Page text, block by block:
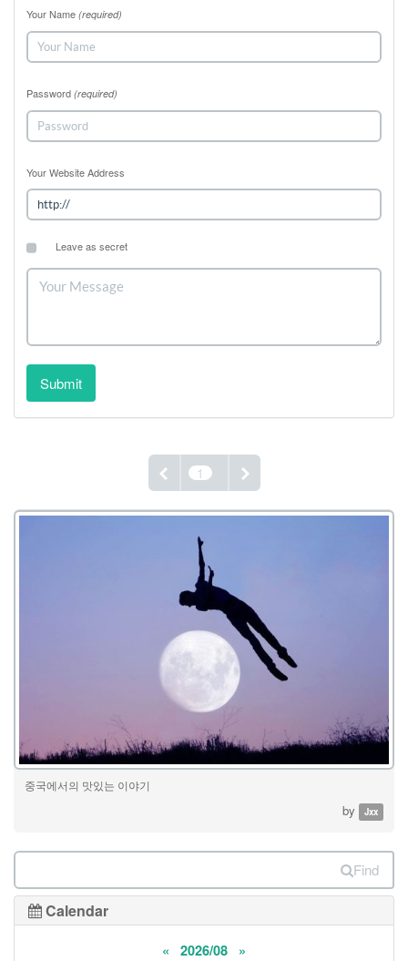
Your Name (required)
Password (required)
Your Website Address
Leave as secret
Submit
1
중국에서의 맛있는 이야기
by Jxx
Find
Calendar
« 2026/08 »